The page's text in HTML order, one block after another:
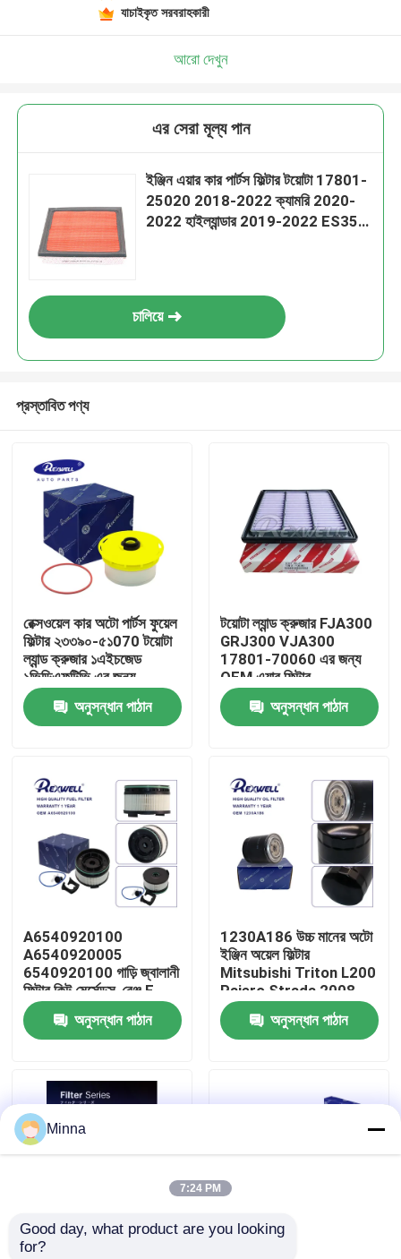
পণ্য
ভিডিও
কারখানা পরিদর্শন
গুণমান নিয়ন্ত্রণ
আমাদের সাথে যোগাযোগ
খবর
একটি উদ্ধৃতি অনুরোধ করুন
যাচাইকৃত সরবরাহকারী
আরো দেখুন
এর সেরা মূল্য পান
ইঞ্জিন এয়ার কার পার্টস ফিল্টার টয়োটা 17801-
25020 2018-2022 ক্যামরি 2020-
2022 হাইল্যান্ডার 2019-2022 ES350
চালিয়ে
প্রস্তাবিত পণ্য
রেক্সওয়েল কার অটো পার্টস ফুয়েল
ফিল্টার ২৩৩৯০-৫১070 টয়োটা
ল্যান্ড ক্রুজার ১এইচজেড
১ভিডিএফটিভি এর জন্য
অনুসন্ধান পাঠান
টয়োটা ল্যান্ড ক্রুজার FJA300
GRJ300 VJA300
17801-70060 এর জন্য
OEM এয়ার ফিল্টার
1780170060
অনুসন্ধান পাঠান
A6540920100
A6540920005
6540920100 গাড়ি জ্বালানী
ফিল্টার কিট মের্সেডস-বেঞ্জ E
W213 E220D এর জন্য
অনুসন্ধান পাঠান
1230A186 উচ্চ মানের অটো
ইঞ্জিন অয়েল ফিল্টার
Mitsubishi Triton L200
Pajero Strada 2008-
2015 এর জন্য
অনুসন্ধান পাঠান
AR05.101 টয়োটা পিকআপ
Minna
7:24 PM
Good day, what product are you looking
for?